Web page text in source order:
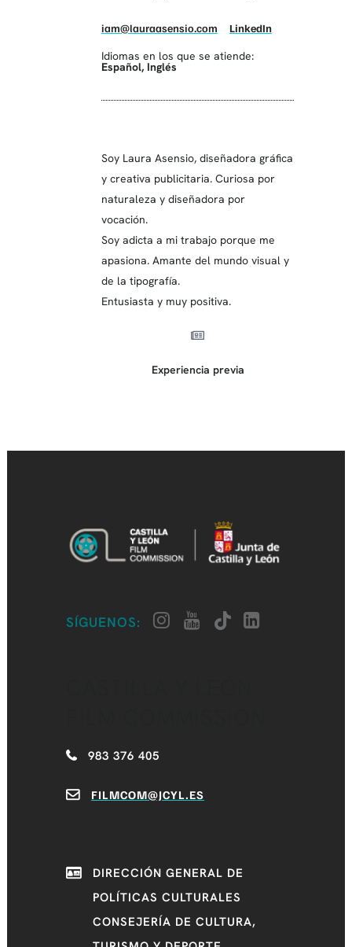
iam@lauraasensio.com LinkedIn
Idiomas en los que se atiende:
Español, Inglés
Soy Laura Asensio, diseñadora gráfica
y creativa publicitaria. Curiosa por
naturaleza y diseñadora por
vocación.
Soy adicta a mi trabajo porque me
apasiona. Amante del mundo visual y
de la tipografía.
Entusiasta y muy positiva.
Experiencia previa
SÍGUENOS:
983 376 405
FILMCOM@JCYL.ES
DIRECCIÓN GENERAL DE
POLÍTICAS CULTURALES
CONSEJERÍA DE CULTURA,